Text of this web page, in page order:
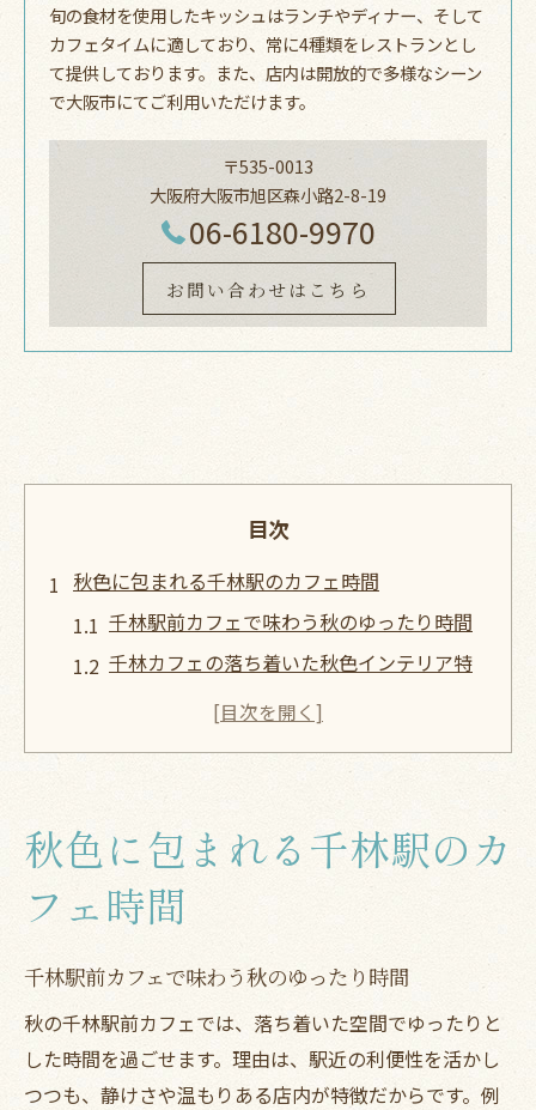
旬の食材を使用したキッシュはランチやディナー、そして
カフェタイムに適しており、常に4種類をレストランとし
て提供しております。また、店内は開放的で多様なシーン
で大阪市にてご利用いただけます。
〒535-0013
大阪府大阪市旭区森小路2-8-19
06-6180-9970
お問い合わせはこちら
目次
秋色に包まれる千林駅のカフェ時間
千林駅前カフェで味わう秋のゆったり時間
千林カフェの落ち着いた秋色インテリア特
千林カフェで楽しむ秋のほっと一息体験
千林大宮エリアのおしゃれカフェで秋を感
じる
秋限定メニューが魅力の千林駅前カフェ案
内
千林カフェで味わう旬のスイーツとコーヒ
ー
秋色に包まれる千林駅のカ
フェ時間
千林駅前カフェで味わう秋のゆったり時間
秋の千林駅前カフェでは、落ち着いた空間でゆったりと
した時間を過ごせます。理由は、駅近の利便性を活かし
つつも、静けさや温もりある店内が特徴だからです。例